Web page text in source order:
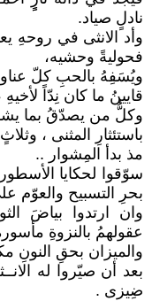
نادلٍ صياد.
وأد الانثى في روحهِ
فحوليةً وحشيه،
ويُسَفِهُ بالحبِ كلّ
قايينُ ما كان نِدّاً
وكلُّ من يصدّقُ بما
باستئثارِ المثنى ،
مذ بدأ المِشوار ..
سوّقوا لحكايا
بحرِ التسبيح والعوّم
وان ارتدوا بياضَ
عقولهمُ بالنزوةِ
والميزان بحقِ النونِ
بعد أن صيّروا له
ضِيزى .